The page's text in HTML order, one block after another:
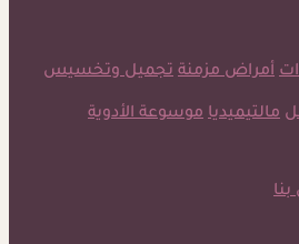
أمراض مزمنة تجميل وتخسيس
مالتيميديا موسوعة الأدوية